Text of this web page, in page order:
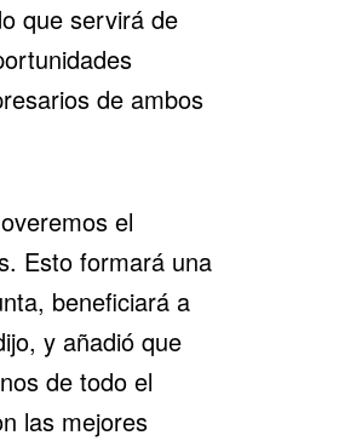
que servirá de
de ambos
el
Esto formará una
beneficiará a
y añadió que
de todo el
las mejores